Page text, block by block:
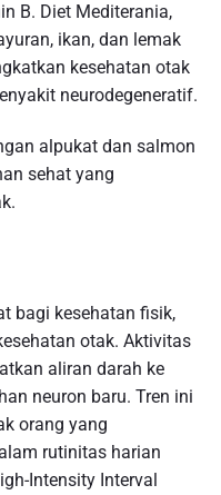
B. Diet Mediterania,
ikan, dan lemak
kesehatan otak
neurodegeneratif.
alpukat dan salmon
sehat yang
bagi kesehatan fisik,
otak. Aktivitas
aliran darah ke
neuron baru. Tren ini
orang yang
rutinitas harian
Intensity Interval